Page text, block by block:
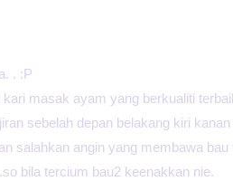
. :P
masak ayam yang berkualiti
sebelah depan belakang kiri kanan
salahkan angin yang membawa bau
bila tercium bau2 keenakkan nie.